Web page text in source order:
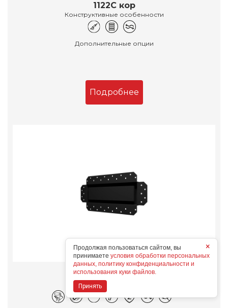
1122С кор
Конструктивные особенности
Дополнительные опции
Подробнее
3010SGR
Конструктивные особенности
×
Продолжая пользоваться сайтом, вы
принимаете условия обработки персональных
данных, политику конфиденциальности и
использования куки файлов.
Принять